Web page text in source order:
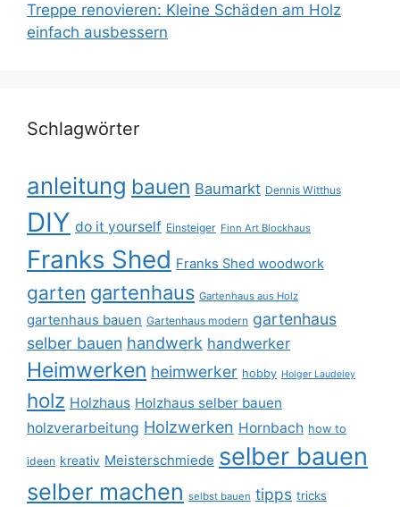
Treppe renovieren: Kleine Schäden am Holz
einfach ausbessern
Schlagwörter
anleitung bauen Baumarkt Dennis Witthus
DIY do it yourself Einsteiger Finn Art Blockhaus
Franks Shed Franks Shed woodwork
garten gartenhaus Gartenhaus aus Holz
gartenhaus bauen Gartenhaus modern gartenhaus
selber bauen handwerk handwerker
Heimwerken heimwerker hobby Holger Laudeley
holz Holzhaus Holzhaus selber bauen
holzverarbeitung Holzwerken Hornbach how to
ideen kreativ Meisterschmiede selber bauen
selber machen selbst bauen tipps tricks